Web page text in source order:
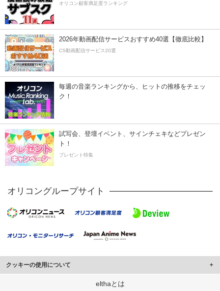
オリコン顧客満足度ランキング
2026年動画配信サービスおすすめ40選【徹底比較】
CS動画配信サービス20選
毎週の音楽ランキングから、ヒットの推移をチェッ
ク！
試写会、登壇イベント、サインチェキなどプレゼン
ト！
プレゼント特集
オリコングループサイト
クッキーの使用について
このサイトでは Cookie を使用して、ユーザーに合わせたコンテンツや広告の
elthaとは